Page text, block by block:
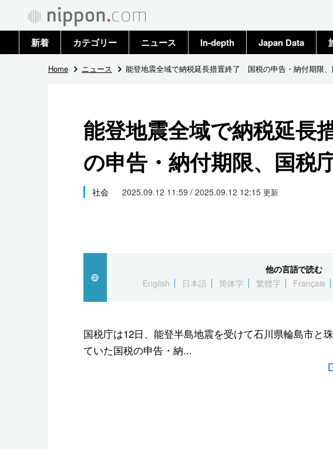
新着 カテゴリー
政治・外交
国際
社会
文化
スポーツ・東京2020
ニュース
トップ
In-depth Japan Data
Home ニュース 能登地震全域で納税延長措置終了 国税の申告・納付期限
能登地震全域で納税延
の申告・納付期限、国税
社会 2025.09.12 11:59 / 2025.09.12 12:15 更新
他の言語で読む
English
日本語 简体字 繁體字 Français
国税庁は12日、能登半島地震を受けて石川県輪島市と
ていた国税の申告・納...